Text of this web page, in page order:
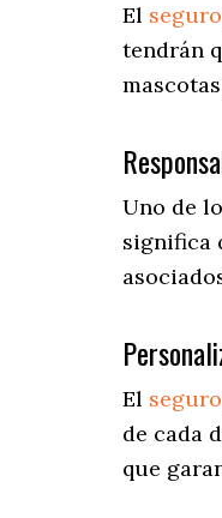
El
tendrán
Uno de
significa
El
de cada
que